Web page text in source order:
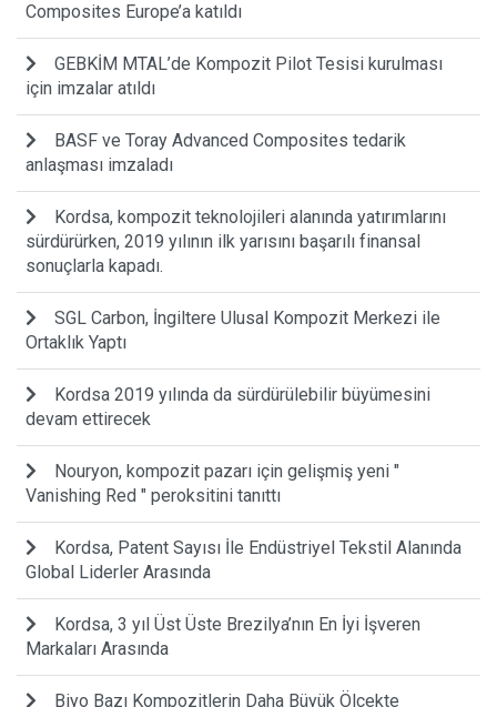
Composites Europe’a katıldı
GEBKİM MTAL’de Kompozit Pilot Tesisi kurulması
için imzalar atıldı
BASF ve Toray Advanced Composites tedarik
anlaşması imzaladı
Kordsa, kompozit teknolojileri alanında yatırımlarını
sürdürürken, 2019 yılının ilk yarısını başarılı finansal
sonuçlarla kapadı.
SGL Carbon, İngiltere Ulusal Kompozit Merkezi ile
Ortaklık Yaptı
Kordsa 2019 yılında da sürdürülebilir büyümesini
devam ettirecek
Nouryon, kompozit pazarı için gelişmiş yeni "
Vanishing Red " peroksitini tanıttı
Kordsa, Patent Sayısı İle Endüstriyel Tekstil Alanında
Global Liderler Arasında
Kordsa, 3 yıl Üst Üste Brezilya’nın En İyi İşveren
Markaları Arasında
Biyo Bazı Kompozitlerin Daha Büyük Ölçekte